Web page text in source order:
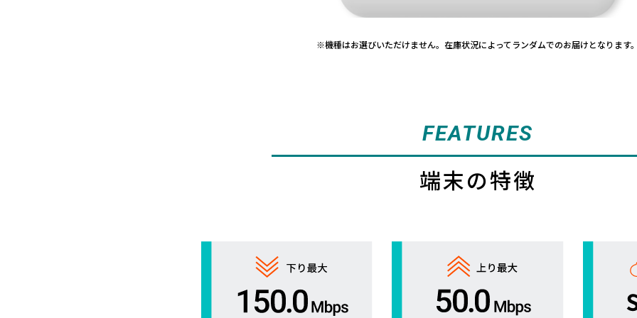
※機種はお選びいただけません。 在庫状況によってランダムでのお届けとなります
FEATURES
端末の特徴